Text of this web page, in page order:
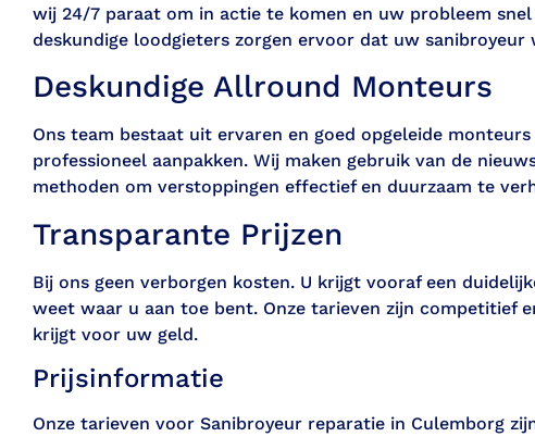
wij 24/7 paraat om in actie te komen en uw probleem
deskundige loodgieters zorgen ervoor dat uw
Deskundige Allround Monteurs
Ons team bestaat uit ervaren en goed opgeleide
professioneel aanpakken. Wij maken gebruik van de
methoden om verstoppingen effectief en duurzaam te
Transparante Prijzen
Bij ons geen verborgen kosten. U krijgt vooraf een
weet waar u aan toe bent. Onze tarieven zijn competitief
krijgt voor uw geld.
Prijsinformatie
Onze tarieven voor Sanibroyeur reparatie in Culemborg